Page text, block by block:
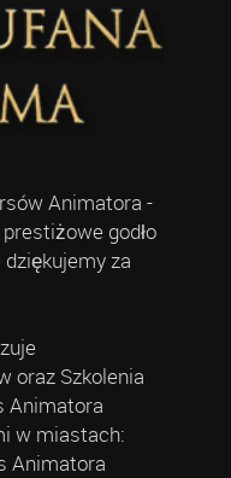
Animatora -
godło
za
oraz Szkolenia
Animatora
w miastach:
Animatora